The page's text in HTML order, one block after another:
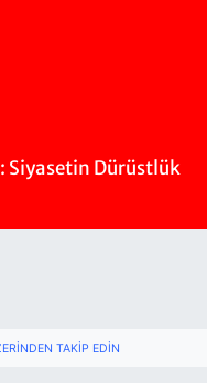
Siyasetin Dürüstlük
TAKIP EDIN